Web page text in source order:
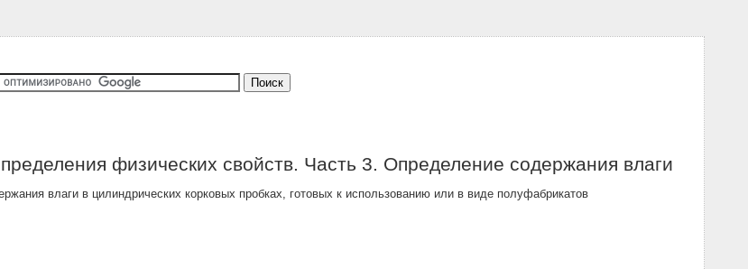
физических свойств. Часть 3. Определение содержания влаги
влаги в цилиндрических корковых пробках, готовых к использованию или в виде полуфабрикатов